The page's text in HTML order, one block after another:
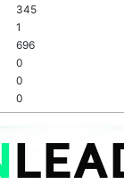
345
1
696
0
0
0